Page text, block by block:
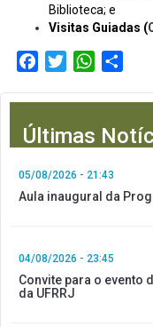
Biblioteca; e
Visitas Guiadas (
FacebookTwitterWhatsApp
Últimas
05/08/2026 - 21:43
Aula inaugural da
04/08/2026 - 23:45
Convite para o evento
da UFRRJ